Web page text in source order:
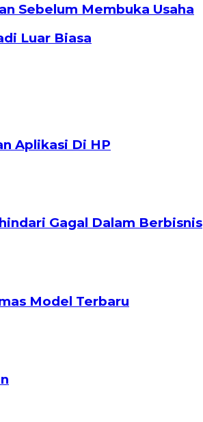
Sebelum Membuka Usaha
Luar Biasa
Aplikasi Di HP
Gagal Dalam Berbisnis
Model Terbaru